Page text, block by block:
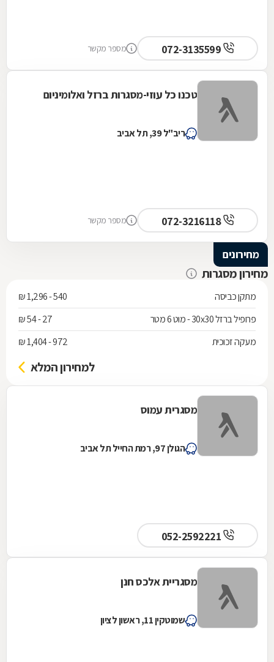
מספר מקשר
טכנו כל עוזי-מסגרות ברזל ואלומיניום
ריב"ל 39, תל אביב
072-3216118 מספר מקשר
מחירונים
מחירון מסגרות
מתקן כביסה
540 - 1,296 ₪
פרופיל ברזל 30x30 - מוט 6 מטר
27 - 54 ₪
מעקה זכוכית
972 - 1,404 ₪
למחירון המלא
מסגרית עמוס
הגולן 97, רמת החייל תל אביב
מסגריית אלכס חנן
שמוטקין 11, ראשון לציון